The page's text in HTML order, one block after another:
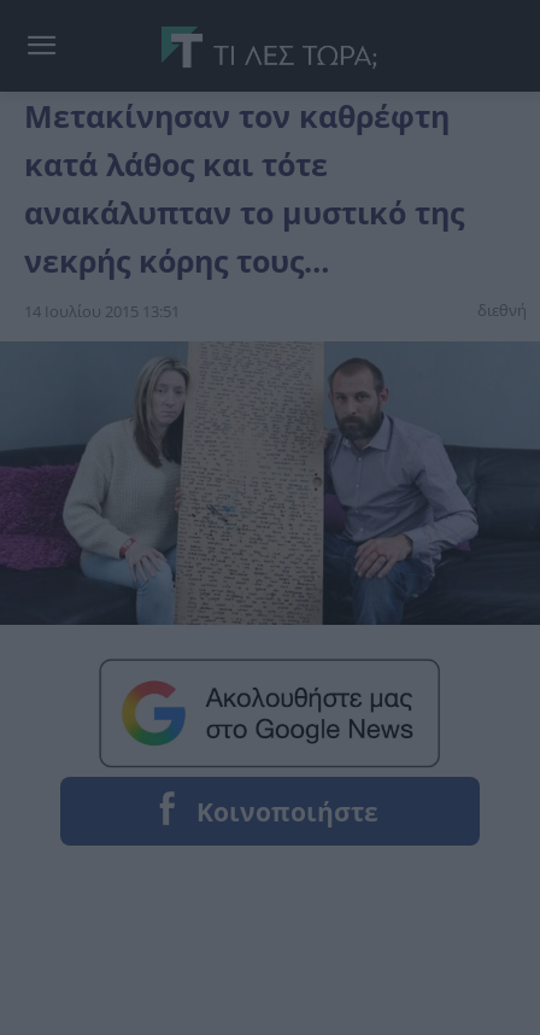
Μετακίνησαν τον καθρέφτη
κατά λάθος και τότε
ανακάλυπταν το μυστικό της
νεκρής κόρης τους…
14 Ιουλίου 2015 13:51 διεθνή